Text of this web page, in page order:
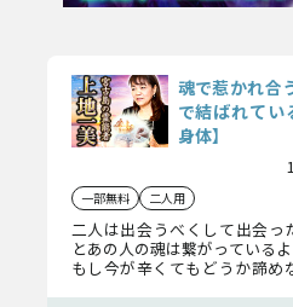
魂で惹かれ合
で結ばれて
身体】
一部無料 二人用
二人は出会うべくして出会
とあの人の魂は繋がっているよ
もし今が辛くてもどうか諦め